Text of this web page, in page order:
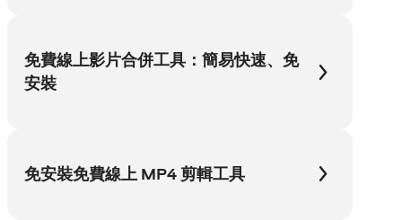
免費線上影片合併工具：簡易快速、免
安裝
免安裝免費線上 MP4 剪輯工具